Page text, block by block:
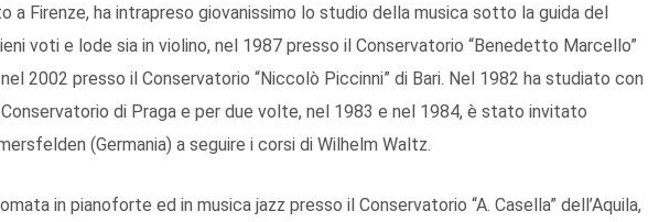
a Firenze, ha intrapreso giovanissimo lo studio della musica sotto la guida del
voti e lode sia in violino, nel 1987 presso il Conservatorio “Benedetto Marcello”
2002 presso il Conservatorio “Niccolò Piccinni” di Bari. Nel 1982 ha studiato con
di Praga e per due volte, nel 1983 e nel 1984, è stato invitato
(Germania) a seguire i corsi di Wilhelm Waltz.
in pianoforte ed in musica jazz presso il Conservatorio “A. Casella” dell’Aquila,